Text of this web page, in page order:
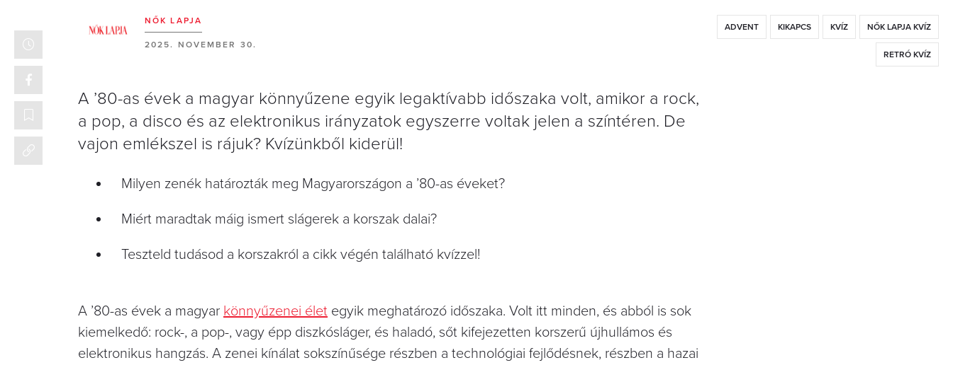
NŐK LAPJA
2025. NOVEMBER 30.
ADVENT KIKAPCS KVÍZ NŐK LAPJA KVÍZ
RETRÓ KVÍZ
A ’80-as évek a magyar könnyűzene egyik legaktívabb időszaka volt, amikor a rock,
a pop, a disco és az elektronikus irányzatok egyszerre voltak jelen a színtéren. De
vajon emlékszel is rájuk? Kvízünkből kiderül!
Milyen zenék határozták meg Magyarországon a ’80-as éveket?
Miért maradtak máig ismert slágerek a korszak dalai?
Teszteld tudásod a korszakról a cikk végén található kvízzel!
A ’80-as évek a magyar könnyűzenei élet egyik meghatározó időszaka. Volt itt minden, és abból is sok
kiemelkedő: rock-, a pop-, vagy épp diszkósláger, és haladó, sőt kifejezetten korszerű újhullámos és
elektronikus hangzás. A zenei kínálat sokszínűsége részben a technológiai fejlődésnek, részben a hazai